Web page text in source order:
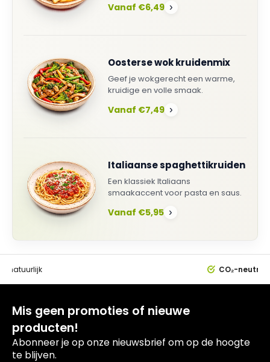
Vanaf €6,49 ›
Oosterse wok kruidenmix
Geef je wokgerecht een warme,
kruidige en volle smaak.
Vanaf €7,49 ›
Italiaanse spaghettikruiden
Een klassiek Italiaans
smaakaccent voor pasta en saus.
Vanaf €5,95 ›
natuurlijk CO₂-
Mis geen promoties of nieuwe
producten!
Abonneer je op onze nieuwsbrief om op de hoogte
te blijven.